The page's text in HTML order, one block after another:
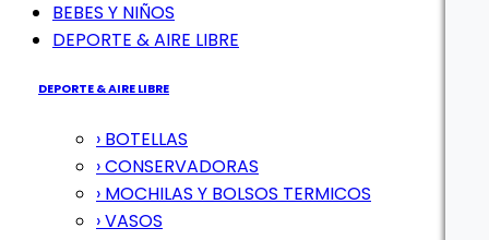
BEBES Y NIÑOS
DEPORTE & AIRE LIBRE
DEPORTE & AIRE LIBRE
› BOTELLAS
› CONSERVADORAS
› MOCHILAS Y BOLSOS TERMICOS
› VASOS